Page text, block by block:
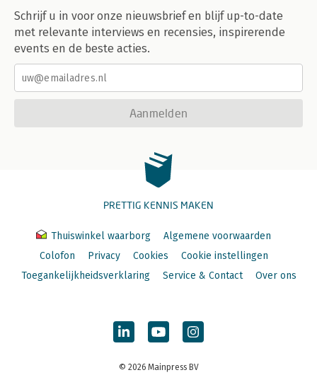
Schrijf u in voor onze nieuwsbrief en blijf up-to-date
met relevante interviews en recensies, inspirerende
events en de beste acties.
Aanmelden
PRETTIG KENNIS MAKEN
Thuiswinkel waarborg
Algemene voorwaarden
Colofon
Privacy Cookies
Cookie instellingen
Toegankelijkheidsverklaring
Service & Contact Over ons
© 2026 Mainpress BV